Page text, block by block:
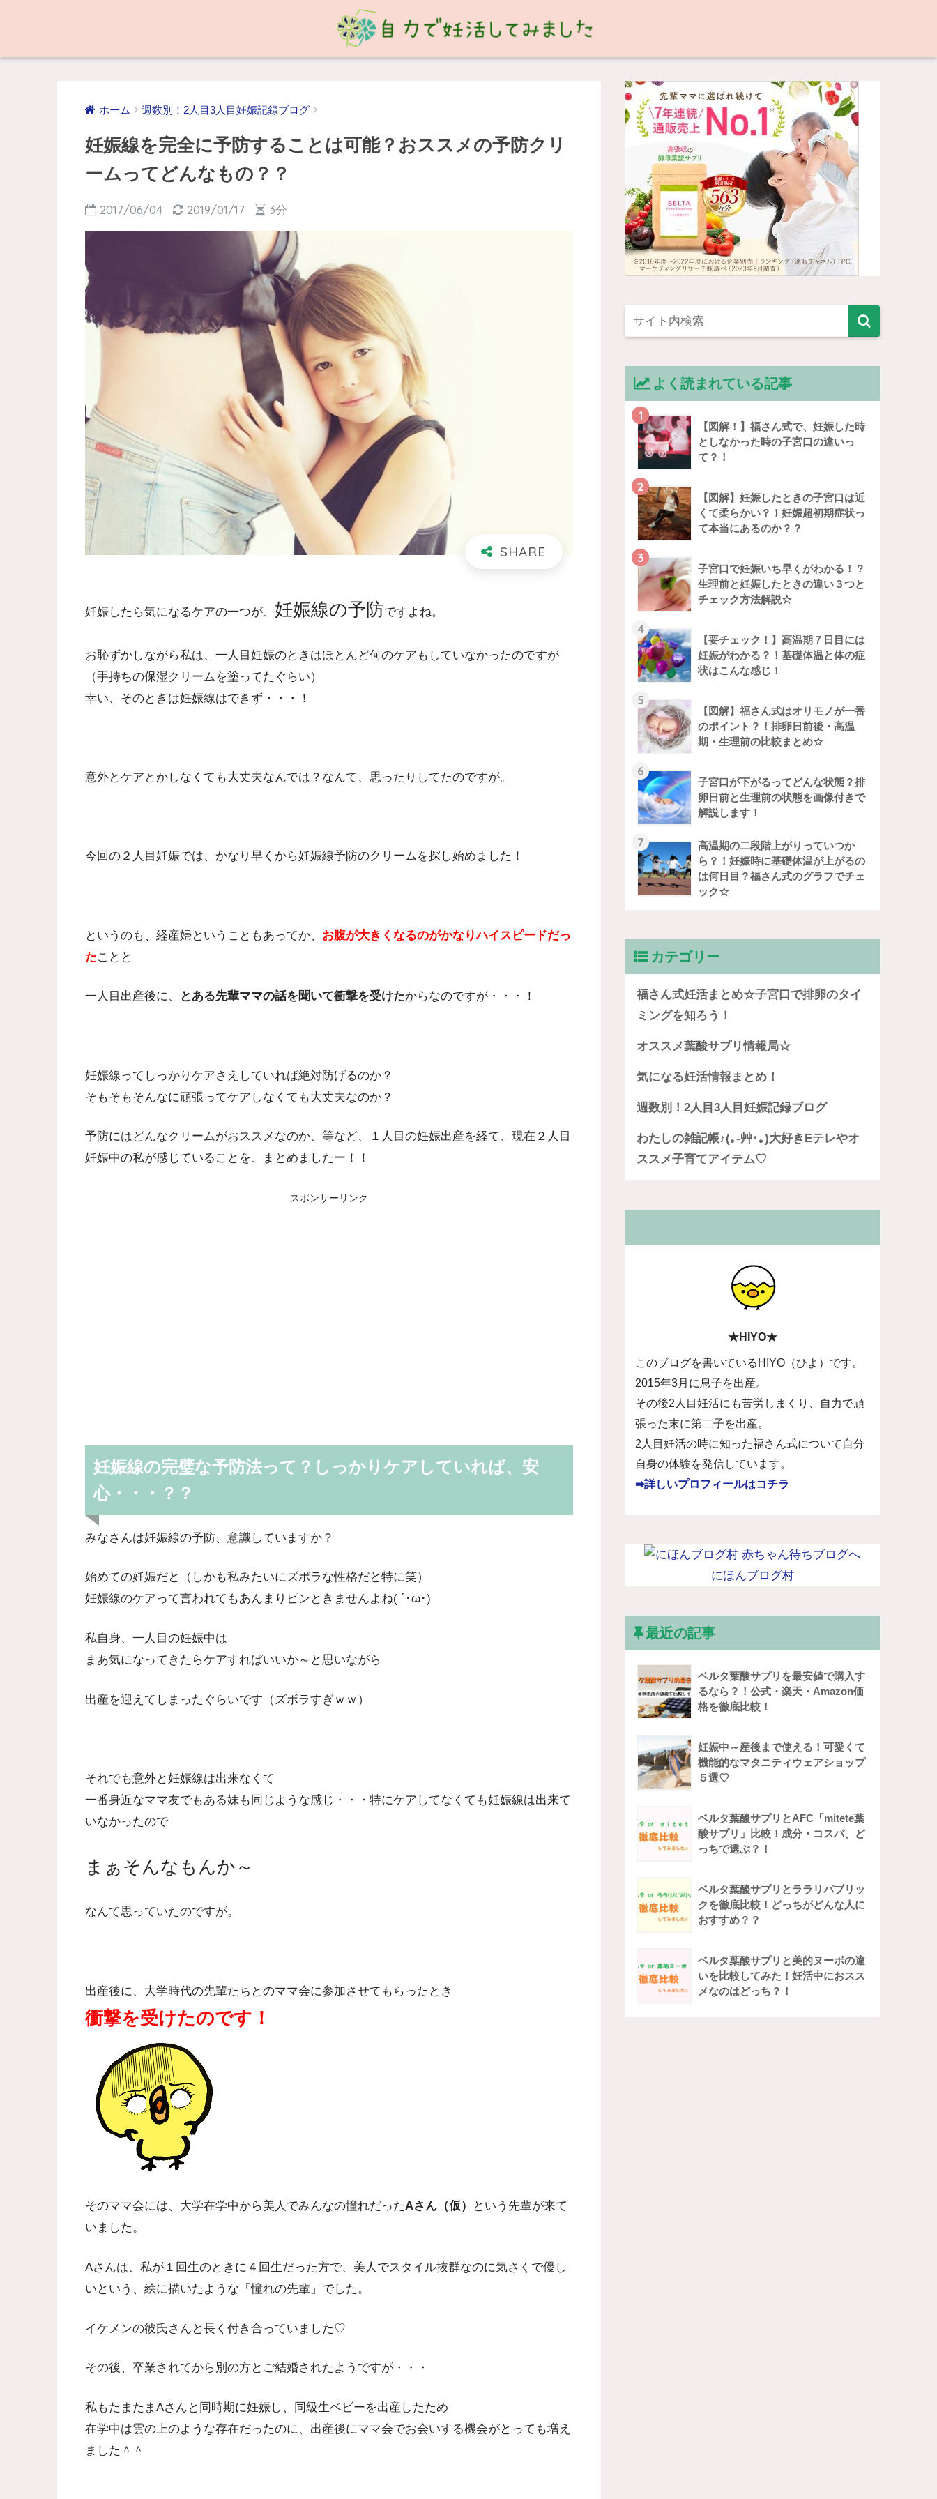
ホーム 週数別！2人目3人目妊娠記録ブログ
妊娠線を完全に予防することは可能？おススメの予防クリ
ームってどんなもの？？
2017/06/04 2019/01/17 3分
妊娠したら気になるケアの一つが、 妊娠線の予防ですよね。
お恥ずかしながら私は、一人目妊娠のときはほとんど何のケアもしていなかったのですが
（手持ちの保湿クリームを塗ってたぐらい）
幸い、そのときは妊娠線はできず・・・！
意外とケアとかしなくても大丈夫なんでは？なんて、思ったりしてたのですが。
今回の２人目妊娠では、かなり早くから妊娠線予防のクリームを探し始めました！
というのも、経産婦ということもあってか、 お腹が大きくなるのがかなりハイスピードだっ
たことと
一人目出産後に、 とある先輩ママの話を聞いて衝撃を受けたからなのですが・・・！
妊娠線ってしっかりケアさえしていれば絶対防げるのか？
そもそもそんなに頑張ってケアしなくても大丈夫なのか？
予防にはどんなクリームがおススメなのか、等など、１人目の妊娠出産を経て、現在２人目
妊娠中の私が感じていることを、まとめましたー！！
スポンサーリンク
妊娠線の完璧な予防法って？しっかりケアしていれば、安
心・・・？？
みなさんは妊娠線の予防、意識していますか？
始めての妊娠だと（しかも私みたいにズボラな性格だと特に笑）
妊娠線のケアって言われてもあんまりピンときませんよね( ´･ω･)
私自身、一人目の妊娠中は
まあ気になってきたらケアすればいいか～と思いながら
出産を迎えてしまったぐらいです（ズボラすぎｗｗ）
それでも意外と妊娠線は出来なくて
一番身近なママ友でもある妹も同じような感じ・・・特にケアしてなくても妊娠線は出来て
いなかったので
まぁそんなもんか～
なんて思っていたのですが。
出産後に、大学時代の先輩たちとのママ会に参加させてもらったとき
衝撃を受けたのです！
そのママ会には、大学在学中から美人でみんなの憧れだったAさん（仮）
という先輩が来て
いました。
Aさんは、私が１回生のときに４回生だった方で、美人でスタイル抜群なのに気さくで優し
いという、絵に描いたような「憧れの先輩」でした。
イケメンの彼氏さんと長く付き合っていました♡
その後、卒業されてから別の方とご結婚されたようですが・・・
私もたまたまAさんと同時期に妊娠し、同級生ベビーを出産したため
在学中は雲の上のような存在だったのに、出産後にママ会でお会いする機会がとっても増え
ました＾＾
よく読まれている記事
1
【図解！】福さん式で、妊娠した時
としなかった時の子宮口の違いっ
て？！
2
【図解】妊娠したときの子宮口は近
くて柔らかい？！妊娠超初期症状っ
て本当にあるのか？？
3
子宮口で妊娠いち早くがわかる！？
生理前と妊娠したときの違い３つと
チェック方法解説☆
4
【要チェック！】高温期７日目には
妊娠がわかる？！基礎体温と体の症
状はこんな感じ！
5
【図解】福さん式はオリモノが一番
のポイント？！排卵日前後・高温
期・生理前の比較まとめ☆
6
子宮口が下がるってどんな状態？排
卵日前と生理前の状態を画像付きで
解説します！
7
高温期の二段階上がりっていつか
ら？！妊娠時に基礎体温が上がるの
は何日目？福さん式のグラフでチェ
ック☆
カテゴリー
福さん式妊活まとめ☆子宮口で排卵のタイ
ミングを知ろう！
オススメ葉酸サプリ情報局☆
気になる妊活情報まとめ！
週数別！2人目3人目妊娠記録ブログ
わたしの雑記帳♪(｡-艸･｡)大好きEテレやオ
ススメ子育てアイテム♡
★HIYO★
このブログを書いているHIYO（ひよ）です。
2015年3月に息子を出産。
その後2人目妊活にも苦労しまくり、自力で頑
張った末に第二子を出産。
2人目妊活の時に知った福さん式について自分
自身の体験を発信しています。
➡詳しいプロフィールはコチラ
にほんブログ村
最近の記事
ベルタ葉酸サプリを最安値で購入す
るなら？！公式・楽天・Amazon価
格を徹底比較！
妊娠中～産後まで使える！可愛くて
機能的なマタニティウェアショップ
５選♡
ベルタ葉酸サプリとAFC「mitete葉
酸サプリ」比較！成分・コスパ、ど
っちで選ぶ？！
ベルタ葉酸サプリとララリパブリッ
クを徹底比較！どっちがどんな人に
おすすめ？？
ベルタ葉酸サプリと美的ヌーボの違
いを比較してみた！妊活中におスス
メなのはどっち？！